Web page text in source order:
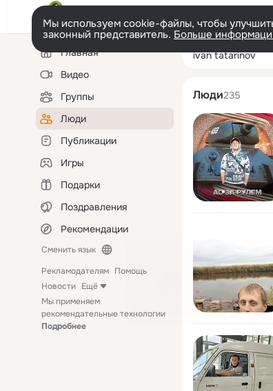
Мы используем cookie-файлы, чтобы
законный представитель. Больше
Левая
колонкаГлавная
Видео
Группы
Люди
Публикации
Игры
Подарки
Поздравления
Рекомендации
Сменить язык
Рекламодателям Помощь
Новости Ещё
Мы применяем
рекомендательные технологии
Подробнее
ivan
Люди235